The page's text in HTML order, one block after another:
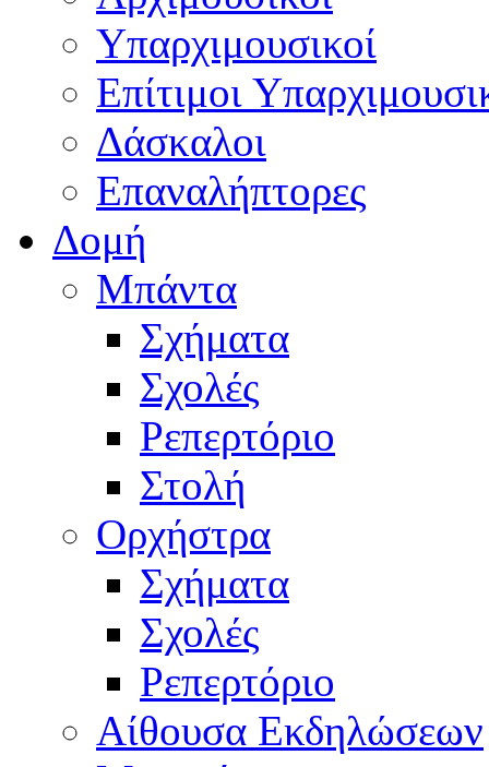
Υπαρχιμουσικοί
Επίτιμοι
Δάσκαλοι
Επαναλήπτορες
Δομή
Μπάντα
Σχήματα
Σχολές
Ρεπερτόριο
Στολή
Ορχήστρα
Σχήματα
Σχολές
Ρεπερτόριο
Aίθουσα Εκδηλώσεων